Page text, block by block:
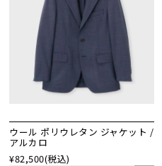
ウール ポリウレタン ジャケット /
アルカロ
¥82,500(税込)